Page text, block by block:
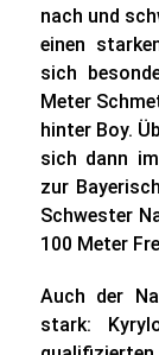
nach und
einen
sich
Meter
hinter Boy.
sich dann
zur
Schwester
100 Meter
Auch der
stark: